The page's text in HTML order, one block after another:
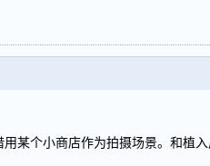
某个小商店作为拍摄场景。和植